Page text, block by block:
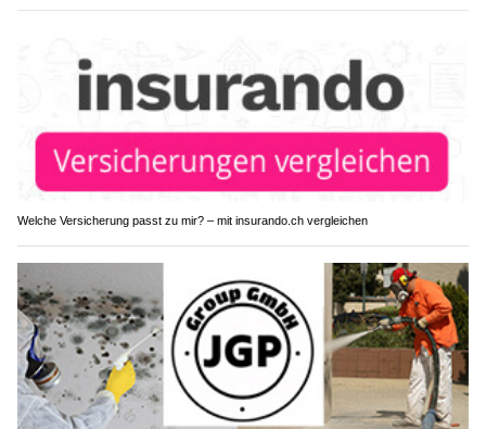
Welche Versicherung passt zu mir? – mit insurando.ch vergleichen